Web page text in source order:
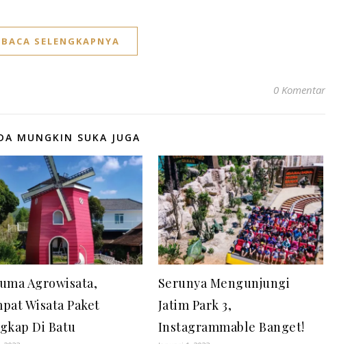
BACA SELENGKAPNYA
0 Komentar
MUNGKIN SUKA JUGA
Agrowisata,
Wisata Paket
Di Batu
Serunya Mengunjungi
Jatim Park 3,
Instagrammable Banget!